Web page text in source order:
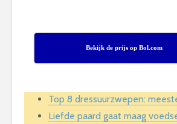
Bekijk de prijs op Bol.com
Top 8 dressuurzwepen:
Liefde paard gaat maag